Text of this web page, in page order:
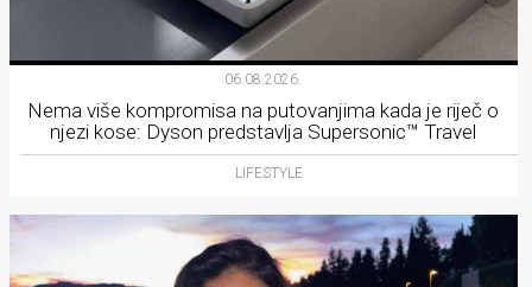
06.08.2026.
Nema više kompromisa na putovanjima kada je riječ o
njezi kose: Dyson predstavlja Supersonic™ Travel
LIFESTYLE